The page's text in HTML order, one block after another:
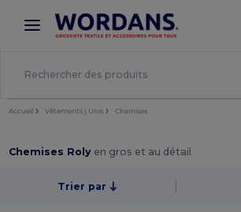
× Appli Wordans
Meilleurs prix sur l’app !
Accueil Vêtements | Unis Chemises
Chemises Roly en gros et au détail
Trier par